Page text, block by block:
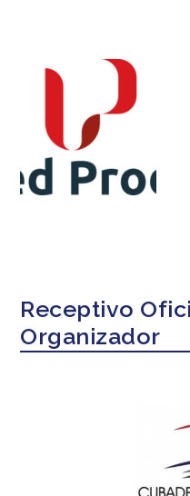
Receptivo
Organizador